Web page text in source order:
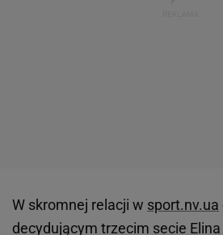
W skromnej relacji w sport.nv.ua
decydującym trzecim secie